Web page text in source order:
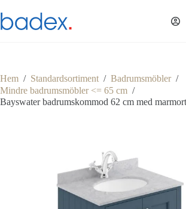
till
innehåll
Hem / Standardsortiment / Badrumsmöbler /
Mindre badrumsmöbler <= 65 cm /
Bayswater badrumskommod 62 cm med